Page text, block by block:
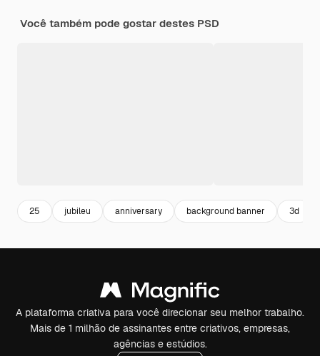
Você também pode gostar destes PSD
25 jubileu anniversary background banner 3d
A plataforma criativa para você direcionar seu melhor trabalho.
Mais de 1 milhão de assinantes entre criativos, empresas,
agências e estúdios.